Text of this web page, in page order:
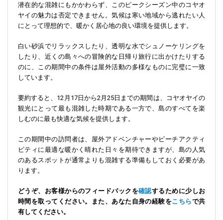
潜在的な混雑にもかかわらず、このピークシーズン中のコヤオ
ヤイの魅力は否定できません。気候は寒い地域から逃れたい人
にとって理想的で、暖かく居心地の良い環境を提供します。
白い砂浜でリラックスしたり、透明な水でシュノーケリングを
したり、近くの島々への冒険的な日帰り旅行に出かけたりする
のに、この期間中の条件は屋外活動の多様なものに完璧に一致
しています。
要約すると、12月17日から2月25日までの期間は、コヤオヤイの
観光にとって最も混雑した時期である一方で、島のすべてを楽
しむのに最も快適な気候を提供します。
この期間中の訪問者は、屋外アドベンチャーやビーチアクティ
ビティに最適な暖かく晴れた日々を期待できますが、島の人気
のあるスポットが通常よりも混雑する準備もしておく必要があ
ります。
どうぞ、お客様からのフィードバックを確認するために少しお
時間を取ってください。また、あなた自身の経験をこちらで共
有してください。